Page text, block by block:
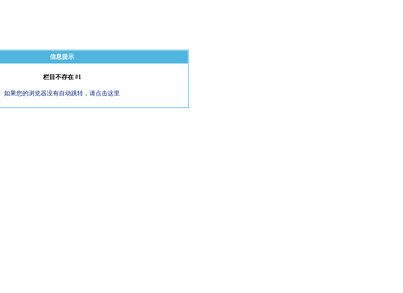
信息提示
栏目不存在 #1
如果您的浏览器没有自动跳转，请点击这里